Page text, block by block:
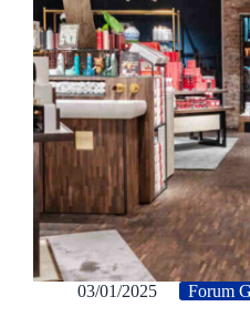
03/01/2025 Forum